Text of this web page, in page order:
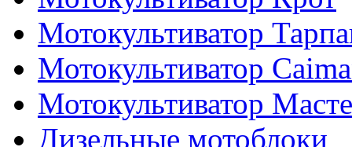
Мотокультиватор
Мотокультиватор
Мотокультиватор
Дизельные мотоблоки